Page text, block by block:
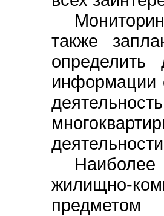
также
определить
информации
жилищно-